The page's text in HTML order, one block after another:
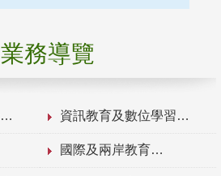
業務導覽
資訊教育及數位學習
國際及兩岸教育